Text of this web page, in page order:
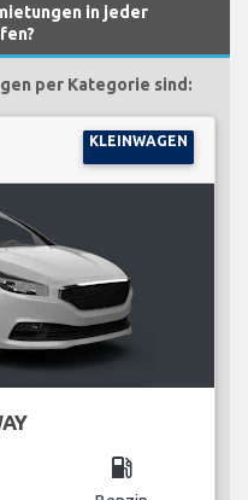
in jeder
per Kategorie sind:
KLEINWAGEN
local_gas_station